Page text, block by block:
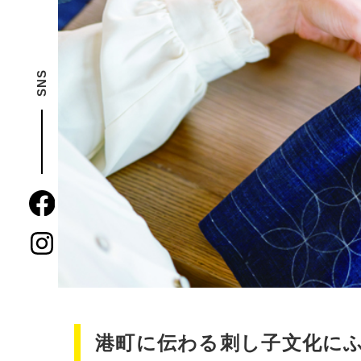
港町に伝わる刺し子文化に
SNS